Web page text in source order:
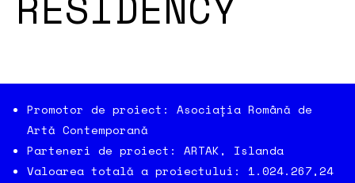
Promotor de proiect: Asociația Română de
Artă Contemporană
Parteneri de proiect: ARTAK, Islanda
Valoarea totală a proiectului: 1.024.267,24